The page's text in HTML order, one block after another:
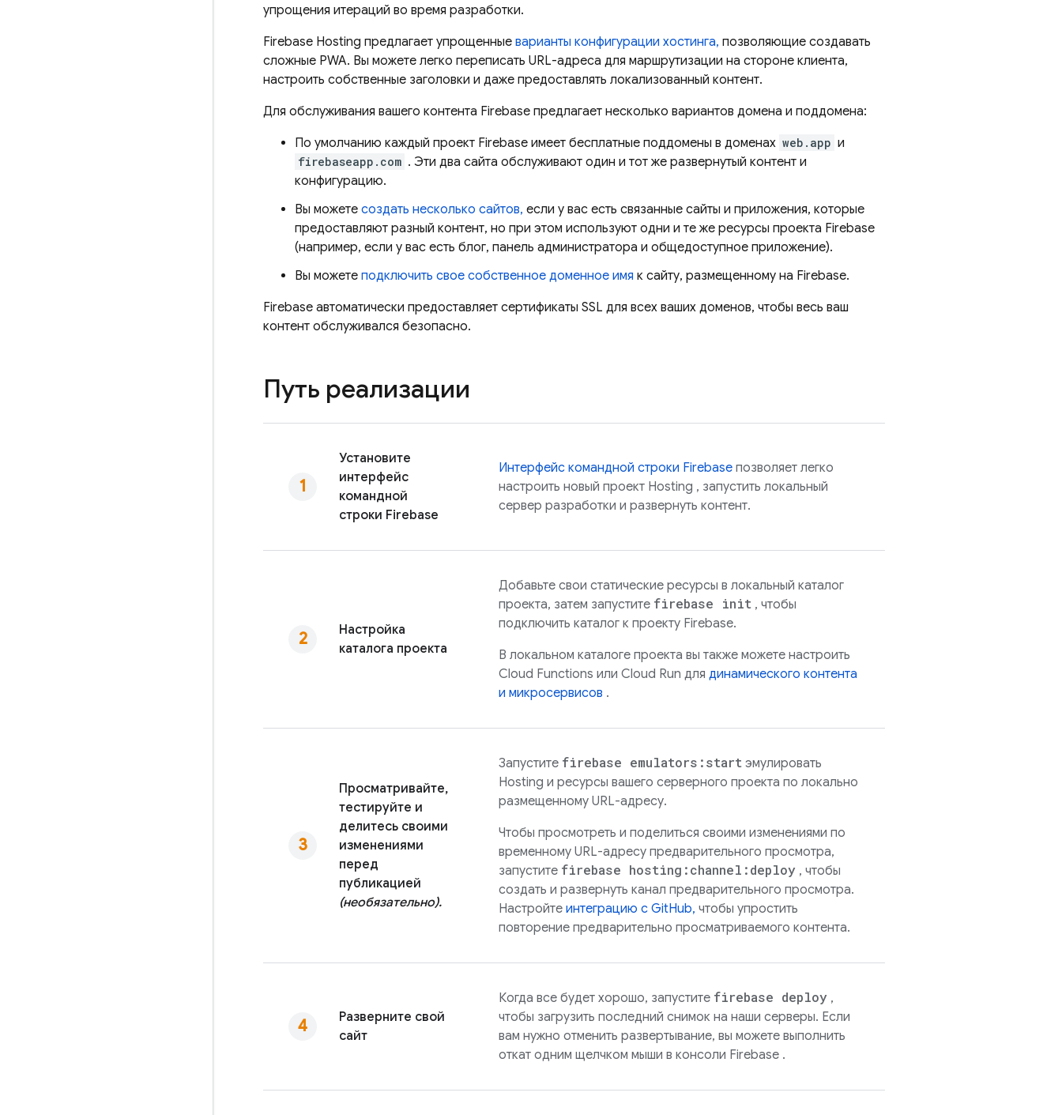
упрощения итераций во время разработки.
Firebase Hosting предлагает упрощенные варианты конфигурации хостинга, позволяющие создавать
сложные PWA. Вы можете легко переписать URL-адреса для маршрутизации на стороне клиента,
настроить собственные заголовки и даже предоставлять локализованный контент.
Для обслуживания вашего контента Firebase предлагает несколько вариантов домена и поддомена:
По умолчанию каждый проект Firebase имеет бесплатные поддомены в доменах web.app и
firebaseapp.com . Эти два сайта обслуживают один и тот же развернутый контент и
конфигурацию.
Вы можете создать несколько сайтов, если у вас есть связанные сайты и приложения, которые
предоставляют разный контент, но при этом используют одни и те же ресурсы проекта Firebase
(например, если у вас есть блог, панель администратора и общедоступное приложение).
Вы можете подключить свое собственное доменное имя к сайту, размещенному на Firebase.
Firebase автоматически предоставляет сертификаты SSL для всех ваших доменов, чтобы весь ваш
контент обслуживался безопасно.
Путь реализации
Установите
интерфейс
командной
строки Firebase
Интерфейс командной строки Firebase позволяет легко
настроить новый проект Hosting , запустить локальный
сервер разработки и развернуть контент.
Настройка
каталога проекта
Добавьте свои статические ресурсы в локальный каталог
проекта, затем запустите firebase init , чтобы
подключить каталог к ​​проекту Firebase.
В локальном каталоге проекта вы также можете настроить
Cloud Functions или Cloud Run для динамического контента
и микросервисов .
Просматривайте,
тестируйте и
делитесь своими
изменениями
перед
публикацией
(необязательно).
Запустите firebase emulators:start эмулировать
Hosting и ресурсы вашего серверного проекта по локально
размещенному URL-адресу.
Чтобы просмотреть и поделиться своими изменениями по
временному URL-адресу предварительного просмотра,
запустите firebase hosting:channel:deploy , чтобы
создать и развернуть канал предварительного просмотра.
Настройте интеграцию с GitHub, чтобы упростить
повторение предварительно просматриваемого контента.
Разверните свой
сайт
Когда все будет хорошо, запустите firebase deploy ,
чтобы загрузить последний снимок на наши серверы. Если
вам нужно отменить развертывание, вы можете выполнить
откат одним щелчком мыши в консоли Firebase .